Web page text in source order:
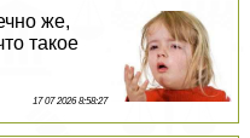
же,
такое
17 07 2026 8:58:27